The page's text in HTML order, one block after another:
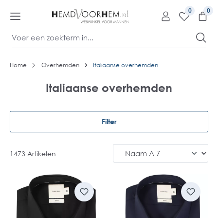
0
Home Overhemden Italiaanse overhemden
Italiaanse overhemden
Filter
1473 Artikelen